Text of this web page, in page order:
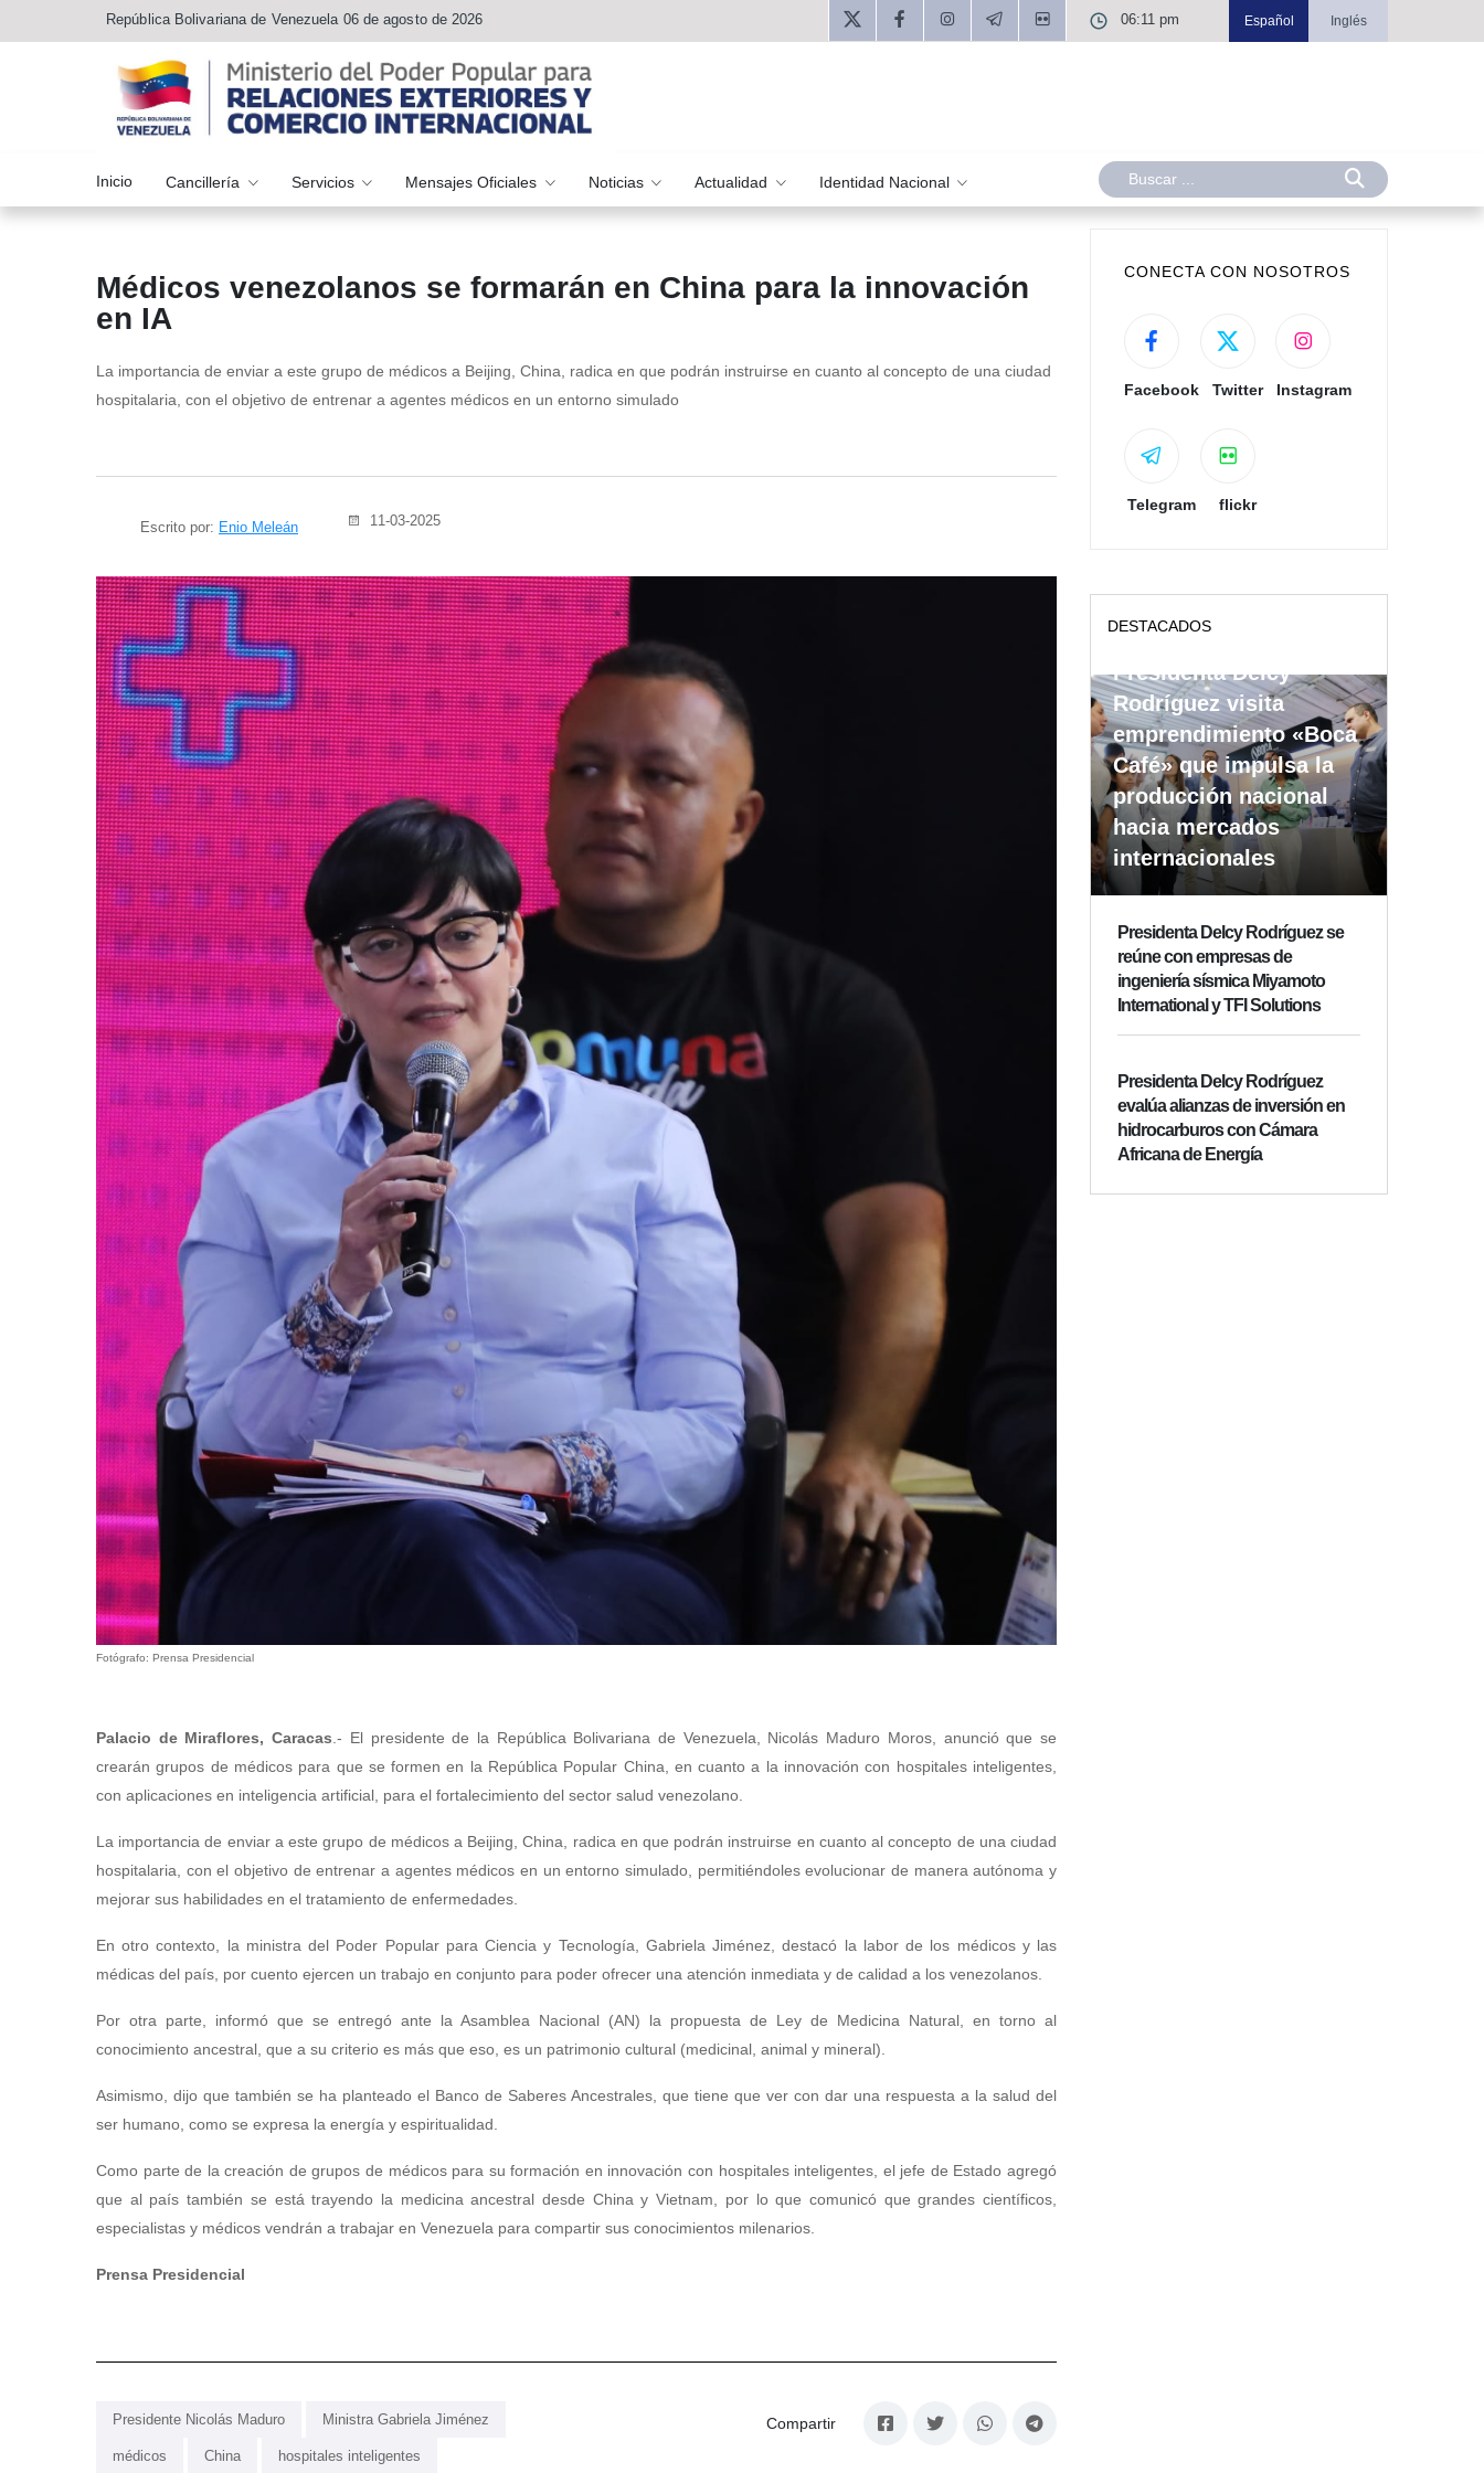
República Bolivariana de Venezuela 06 de agosto de 2026 06:11 pm Español Inglés
Inicio Cancillería Servicios Mensajes Oficiales Noticias Actualidad Identidad Nacional
Médicos venezolanos se formarán en China para la innovación
en IA
La importancia de enviar a este grupo de médicos a Beijing, China, radica en que podrán instruirse en cuanto al concepto de una ciudad
hospitalaria, con el objetivo de entrenar a agentes médicos en un entorno simulado
Escrito por: Enio Meleán 11-03-2025
Fotógrafo: Prensa Presidencial
Palacio de Miraflores, Caracas.- El presidente de la República Bolivariana de Venezuela, Nicolás Maduro Moros, anunció que se
crearán grupos de médicos para que se formen en la República Popular China, en cuanto a la innovación con hospitales inteligentes,
con aplicaciones en inteligencia artificial, para el fortalecimiento del sector salud venezolano.
La importancia de enviar a este grupo de médicos a Beijing, China, radica en que podrán instruirse en cuanto al concepto de una ciudad
hospitalaria, con el objetivo de entrenar a agentes médicos en un entorno simulado, permitiéndoles evolucionar de manera autónoma y
mejorar sus habilidades en el tratamiento de enfermedades.
En otro contexto, la ministra del Poder Popular para Ciencia y Tecnología, Gabriela Jiménez, destacó la labor de los médicos y las
médicas del país, por cuento ejercen un trabajo en conjunto para poder ofrecer una atención inmediata y de calidad a los venezolanos.
Por otra parte, informó que se entregó ante la Asamblea Nacional (AN) la propuesta de Ley de Medicina Natural, en torno al
conocimiento ancestral, que a su criterio es más que eso, es un patrimonio cultural (medicinal, animal y mineral).
Asimismo, dijo que también se ha planteado el Banco de Saberes Ancestrales, que tiene que ver con dar una respuesta a la salud del
ser humano, como se expresa la energía y espiritualidad.
Como parte de la creación de grupos de médicos para su formación en innovación con hospitales inteligentes, el jefe de Estado agregó
que al país también se está trayendo la medicina ancestral desde China y Vietnam, por lo que comunicó que grandes científicos,
especialistas y médicos vendrán a trabajar en Venezuela para compartir sus conocimientos milenarios.
Prensa Presidencial
Presidente Nicolás Maduro Ministra Gabriela Jiménez
médicos China hospitales inteligentes
Compartir
CONECTA CON NOSOTROS
Facebook Twitter Instagram
Telegram flickr
DESTACADOS
Presidenta Delcy
Rodríguez visita
emprendimiento «Boca
Café» que impulsa la
producción nacional
hacia mercados
internacionales
Presidenta Delcy Rodríguez se
reúne con empresas de
ingeniería sísmica Miyamoto
International y TFI Solutions
Presidenta Delcy Rodríguez
evalúa alianzas de inversión en
hidrocarburos con Cámara
Africana de Energía